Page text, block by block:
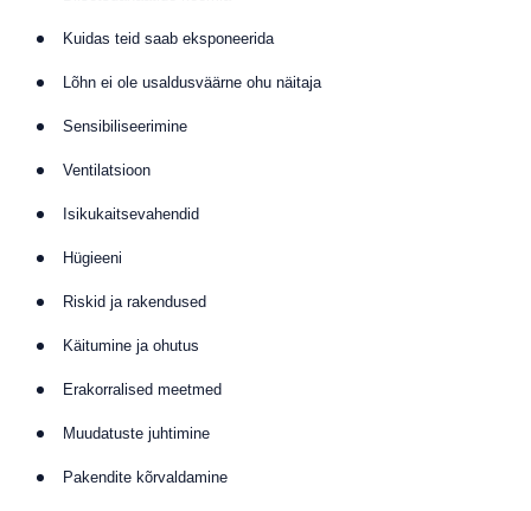
Kuidas teid saab eksponeerida
Lõhn ei ole usaldusväärne ohu näitaja
Sensibiliseerimine
Ventilatsioon
Isikukaitsevahendid
Hügieeni
Riskid ja rakendused
Käitumine ja ohutus
Erakorralised meetmed
Muudatuste juhtimine
Pakendite kõrvaldamine